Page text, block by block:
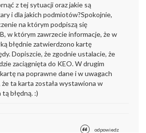
z tej sytuacji oraz jakie są
i dla jakich podmiotów?Spokojnie,
na którym podpiszą się
w którym zawrzecie informacje, że w
błędnie zatwierdzono kartę
Dopiszcie, że zgodnie ustalacie, że
zaciągnięta do KEO. W drugim
na poprawne dane i w uwagach
że ta karta została wystawiona w
błędną. :)
odpowiedz